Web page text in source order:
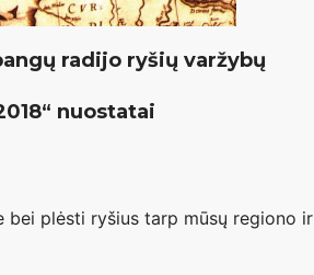
radijo ryšių varžybų
nuostatai
plėsti ryšius tarp mūsų regiono ir